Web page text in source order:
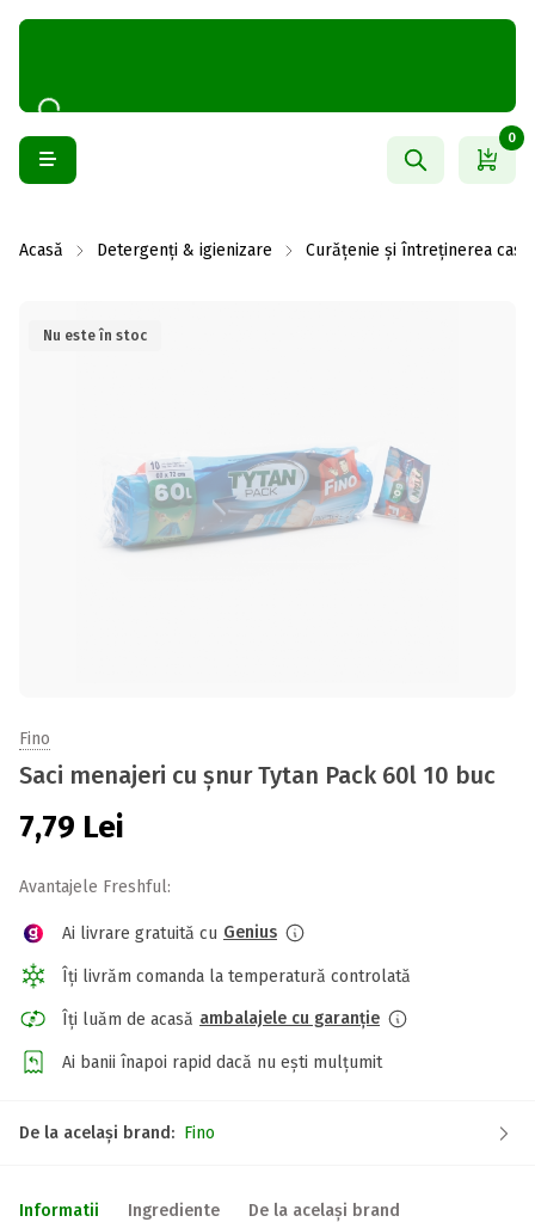
0
Acasă Detergenți & igienizare Curățenie și întreținerea casei
Nu este în stoc
Fino
Saci menajeri cu șnur Tytan Pack 60l 10 buc
7,79 Lei
Avantajele Freshful:
Ai livrare gratuită cu Genius
Îți livrăm comanda la temperatură controlată
Îți luăm de acasă ambalajele cu garanție
Ai banii înapoi rapid dacă nu ești mulțumit
De la același brand: Fino
Informatii Ingrediente De la același brand